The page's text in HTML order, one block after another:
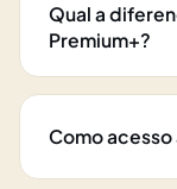
Qual a
Premium+?
Como